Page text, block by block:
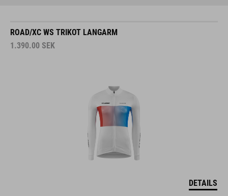
ROAD/XC WS TRIKOT LANGARM
1.390.00 SEK
DETAILS